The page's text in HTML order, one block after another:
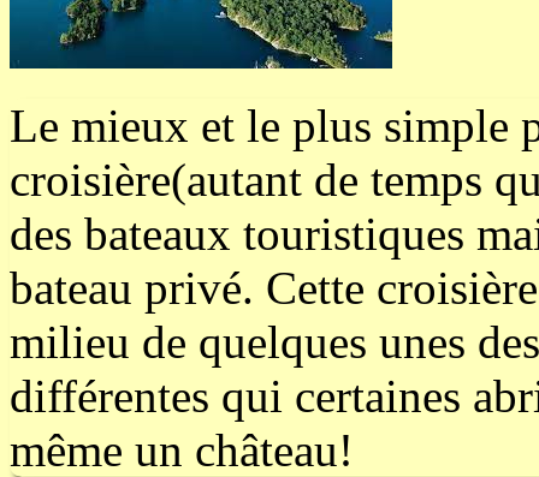
Le mieux et le plus simple
croisière(autant de temps
des bateaux touristiques
bateau privé. Cette
milieu de quelques unes
différentes qui certaines
même un château!